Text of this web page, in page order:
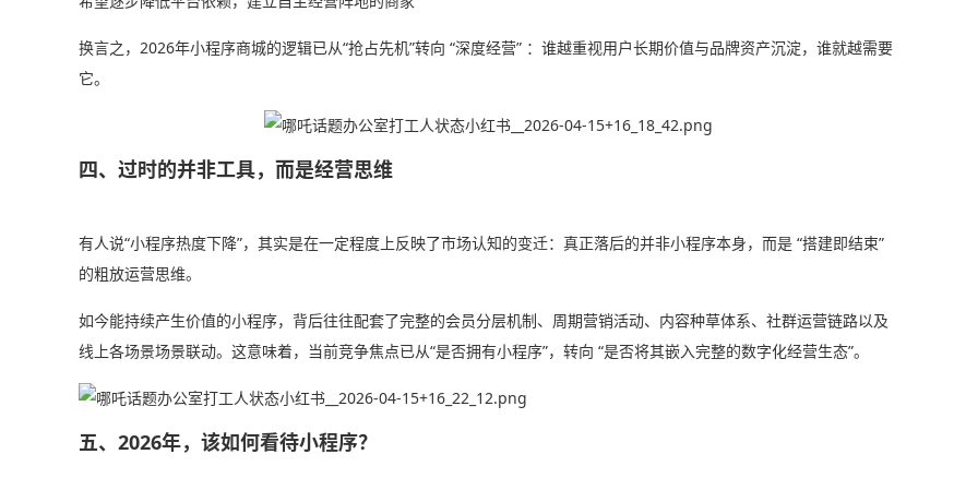
换言之，2026年小程序商城的逻辑已从“抢占先机”转向 “深度经营” ：谁越重视用户长期价值与品牌资产沉淀，谁就越需要
它。
四、过时的并非工具，而是经营思维
有人说“小程序热度下降”，其实是在一定程度上反映了市场认知的变迁：真正落后的并非小程序本身，而是 “搭建即结束”
的粗放运营思维。
如今能持续产生价值的小程序，背后往往配套了完整的会员分层机制、周期营销活动、内容种草体系、社群运营链路以及
线上各场景场景联动。这意味着，当前竞争焦点已从“是否拥有小程序”，转向 “是否将其嵌入完整的数字化经营生态”。
五、2026年，该如何看待小程序？